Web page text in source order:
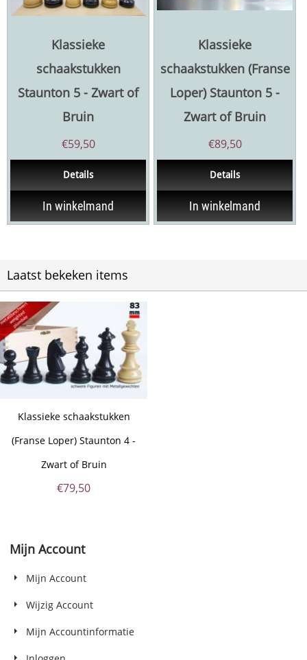
Klassieke
schaakstukken
Staunton 5 - Zwart of
Bruin
€59,50
Details
In winkelmand
Klassieke
schaakstukken (Franse
Loper) Staunton 5 -
Zwart of Bruin
€89,50
Details
In winkelmand
Laatst bekeken items
Klassieke schaakstukken
(Franse Loper) Staunton 4 -
Zwart of Bruin
€79,50
Mijn Account
Mijn Account
Wijzig Account
Mijn Accountinformatie